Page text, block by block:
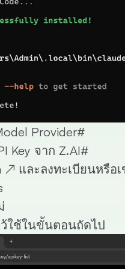
Provider#
Key จาก Z.AI#
↗ และลงทะเบียนหรือ
ว้ใช้ในขั้นตอนถัดไป